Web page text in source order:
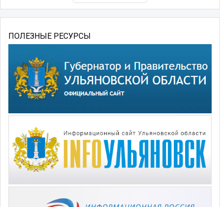
ПОЛЕЗНЫЕ РЕСУРСЫ